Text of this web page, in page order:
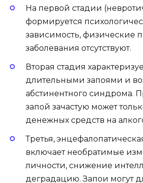
На первой стадии
формируется
зависимость, физические
заболевания отсутствуют.
Вторая стадия
длительными запоями и
абстинентного синдрома.
запой зачастую может
денежных средств на
Третья,
включает необратимые
личности, снижение
деградацию. Запои могут